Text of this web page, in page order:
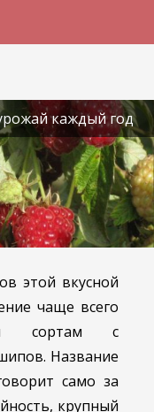
каждый год
этой вкусной
чаще всего
сортам с
Название
само за
крупный